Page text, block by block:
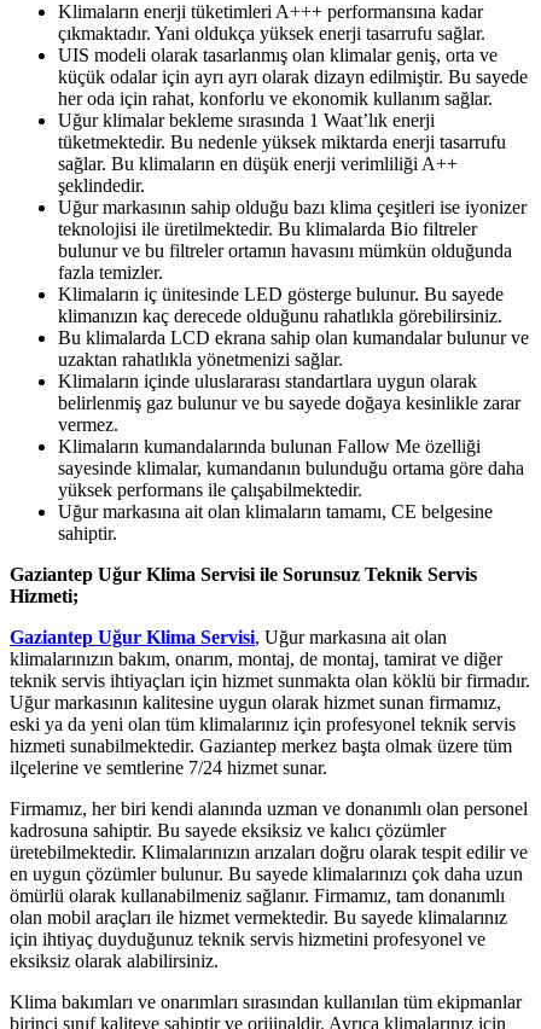
Klimaların enerji tüketimleri A+++ performansına kadar
çıkmaktadır. Yani oldukça yüksek enerji tasarrufu sağlar.
UIS modeli olarak tasarlanmış olan klimalar geniş, orta ve
küçük odalar için ayrı ayrı olarak dizayn edilmiştir. Bu sayede
her oda için rahat, konforlu ve ekonomik kullanım sağlar.
Uğur klimalar bekleme sırasında 1 Waat’lık enerji
tüketmektedir. Bu nedenle yüksek miktarda enerji tasarrufu
sağlar. Bu klimaların en düşük enerji verimliliği A++
şeklindedir.
Uğur markasının sahip olduğu bazı klima çeşitleri ise iyonizer
teknolojisi ile üretilmektedir. Bu klimalarda Bio filtreler
bulunur ve bu filtreler ortamın havasını mümkün olduğunda
fazla temizler.
Klimaların iç ünitesinde LED gösterge bulunur. Bu sayede
klimanızın kaç derecede olduğunu rahatlıkla görebilirsiniz.
Bu klimalarda LCD ekrana sahip olan kumandalar bulunur ve
uzaktan rahatlıkla yönetmenizi sağlar.
Klimaların içinde uluslararası standartlara uygun olarak
belirlenmiş gaz bulunur ve bu sayede doğaya kesinlikle zarar
vermez.
Klimaların kumandalarında bulunan Fallow Me özelliği
sayesinde klimalar, kumandanın bulunduğu ortama göre daha
yüksek performans ile çalışabilmektedir.
Uğur markasına ait olan klimaların tamamı, CE belgesine
sahiptir.
Gaziantep Uğur Klima Servisi ile Sorunsuz Teknik Servis
Hizmeti;
Gaziantep Uğur Klima Servisi, Uğur markasına ait olan
klimalarınızın bakım, onarım, montaj, de montaj, tamirat ve diğer
teknik servis ihtiyaçları için hizmet sunmakta olan köklü bir firmadır.
Uğur markasının kalitesine uygun olarak hizmet sunan firmamız,
eski ya da yeni olan tüm klimalarınız için profesyonel teknik servis
hizmeti sunabilmektedir. Gaziantep merkez başta olmak üzere tüm
ilçelerine ve semtlerine 7/24 hizmet sunar.
Firmamız, her biri kendi alanında uzman ve donanımlı olan personel
kadrosuna sahiptir. Bu sayede eksiksiz ve kalıcı çözümler
üretebilmektedir. Klimalarınızın arızaları doğru olarak tespit edilir ve
en uygun çözümler bulunur. Bu sayede klimalarınızı çok daha uzun
ömürlü olarak kullanabilmeniz sağlanır. Firmamız, tam donanımlı
olan mobil araçları ile hizmet vermektedir. Bu sayede klimalarınız
için ihtiyaç duyduğunuz teknik servis hizmetini profesyonel ve
eksiksiz olarak alabilirsiniz.
Klima bakımları ve onarımları sırasından kullanılan tüm ekipmanlar
birinci sınıf kaliteye sahiptir ve orijinaldir. Ayrıca klimalarınız için